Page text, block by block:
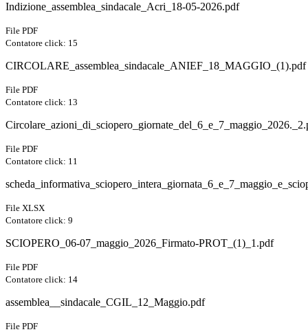
Indizione_assemblea_sindacale_Acri_18-05-2026.pdf
File PDF
Contatore click: 15
CIRCOLARE_assemblea_sindacale_ANIEF_18_MAGGIO_(1).pdf
File PDF
Contatore click: 13
File PDF
Contatore click: 11
File XLSX
Contatore click: 9
SCIOPERO_06-07_maggio_2026_Firmato-PROT_(1)_1.pdf
File PDF
Contatore click: 14
assemblea__sindacale_CGIL_12_Maggio.pdf
File PDF